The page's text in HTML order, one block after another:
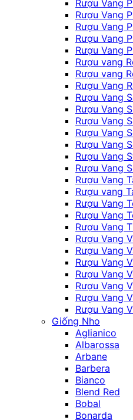
Rượu Vang
Rượu Vang
Rượu Vang
Rượu Vang
Rượu Vang
Rượu vang
Rượu vang
Rượu Vang
Rượu Vang
Rượu Vang
Rượu Vang
Rượu Vang
Rượu Vang
Rượu Vang
Rượu Vang
Rượu Vang
Rượu vang
Rượu Vang
Rượu Vang
Rượu Vang
Rượu Vang
Rượu Vang
Rượu Vang
Rượu Vang
Rượu Vang
Rượu Vang
Rượu Vang
Giống Nho
Aglianico
Albarossa
Arbane
Barbera
Bianco
Blend Red
Bobal
Bonarda